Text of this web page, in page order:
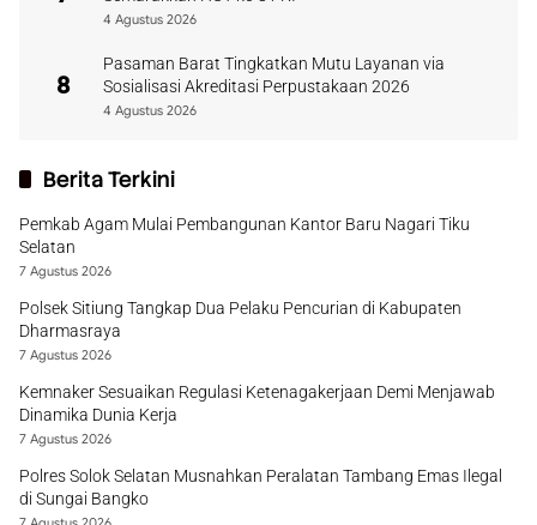
4 Agustus 2026
8
Pasaman Barat Tingkatkan Mutu Layanan via
Sosialisasi Akreditasi Perpustakaan 2026
4 Agustus 2026
Berita Terkini
Pemkab Agam Mulai Pembangunan Kantor Baru Nagari Tiku
Selatan
7 Agustus 2026
Polsek Sitiung Tangkap Dua Pelaku Pencurian di Kabupaten
Dharmasraya
7 Agustus 2026
Kemnaker Sesuaikan Regulasi Ketenagakerjaan Demi Menjawab
Dinamika Dunia Kerja
7 Agustus 2026
Polres Solok Selatan Musnahkan Peralatan Tambang Emas Ilegal
di Sungai Bangko